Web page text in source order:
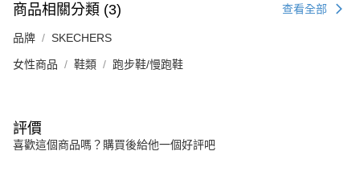
商品相關分類 (3) 查看全部
品牌 SKECHERS
女性商品 鞋類 跑步鞋/慢跑鞋
評價
喜歡這個商品嗎？購買後給他一個好評吧